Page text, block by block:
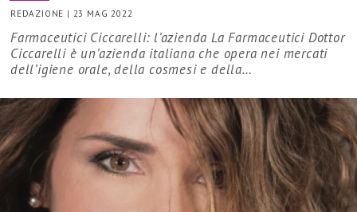
REDAZIONE | 23 MAG 2022
Farmaceutici Ciccarelli: l’azienda La Farmaceutici Dottor
Ciccarelli è un’azienda italiana che opera nei mercati
dell’igiene orale, della cosmesi e della…